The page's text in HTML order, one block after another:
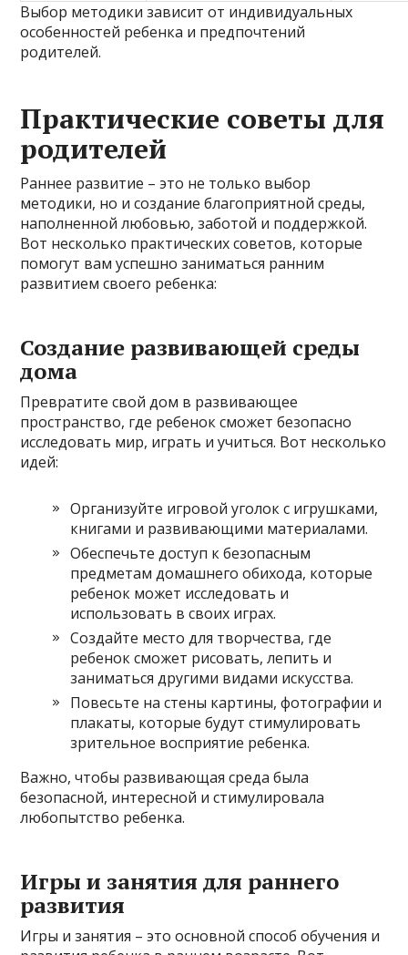
Выбор методики зависит от индивидуальных
особенностей ребенка и предпочтений
родителей.
Практические советы для
родителей
Раннее развитие – это не только выбор
методики, но и создание благоприятной среды,
наполненной любовью, заботой и поддержкой.
Вот несколько практических советов, которые
помогут вам успешно заниматься ранним
развитием своего ребенка:
Создание развивающей среды
дома
Превратите свой дом в развивающее
пространство, где ребенок сможет безопасно
исследовать мир, играть и учиться. Вот несколько
идей:
Организуйте игровой уголок с игрушками,
книгами и развивающими материалами.
Обеспечьте доступ к безопасным
предметам домашнего обихода, которые
ребенок может исследовать и
использовать в своих играх.
Создайте место для творчества, где
ребенок сможет рисовать, лепить и
заниматься другими видами искусства.
Повесьте на стены картины, фотографии и
плакаты, которые будут стимулировать
зрительное восприятие ребенка.
Важно, чтобы развивающая среда была
безопасной, интересной и стимулировала
любопытство ребенка.
Игры и занятия для раннего
развития
Игры и занятия – это основной способ обучения и